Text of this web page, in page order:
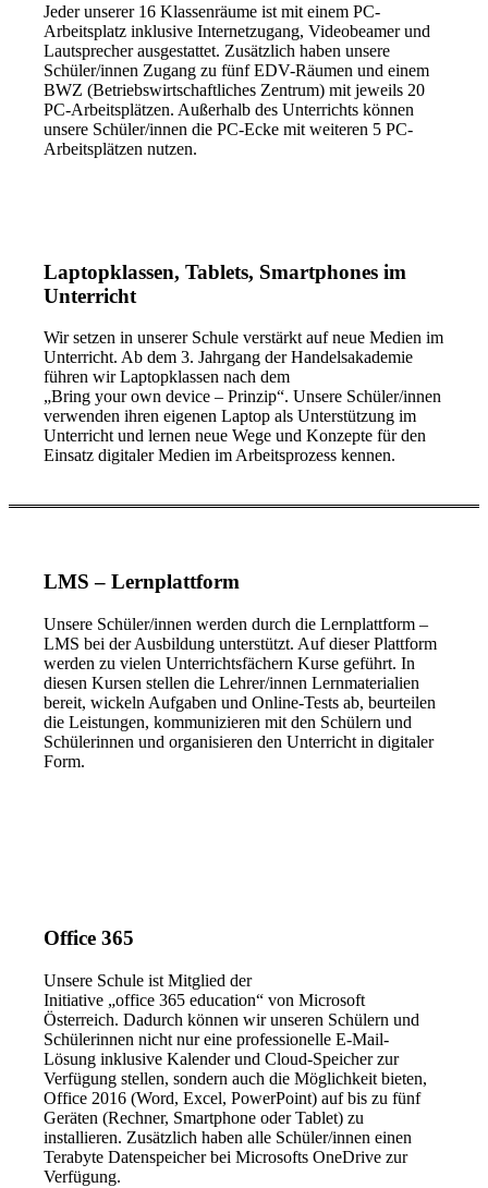
Jeder unserer 16 Klassenräume ist mit einem PC-
Arbeitsplatz inklusive Internetzugang, Videobeamer und
Lautsprecher ausgestattet. Zusätzlich haben unsere
Schüler/innen Zugang zu fünf EDV-Räumen und einem
BWZ (Betriebswirtschaftliches Zentrum) mit jeweils 20
PC-Arbeitsplätzen. Außerhalb des Unterrichts können
unsere Schüler/innen die PC-Ecke mit weiteren 5 PC-
Arbeitsplätzen nutzen.
Laptopklassen, Tablets, Smartphones im
Unterricht
Wir setzen in unserer Schule verstärkt auf neue Medien im
Unterricht. Ab dem 3. Jahrgang der Handelsakademie
führen wir Laptopklassen nach dem
„Bring your own device – Prinzip“. Unsere Schüler/innen
verwenden ihren eigenen Laptop als Unterstützung im
Unterricht und lernen neue Wege und Konzepte für den
Einsatz digitaler Medien im Arbeitsprozess kennen.
LMS – Lernplattform
Unsere Schüler/innen werden durch die Lernplattform –
LMS bei der Ausbildung unterstützt. Auf dieser Plattform
werden zu vielen Unterrichtsfächern Kurse geführt. In
diesen Kursen stellen die Lehrer/innen Lernmaterialien
bereit, wickeln Aufgaben und Online-Tests ab, beurteilen
die Leistungen, kommunizieren mit den Schülern und
Schülerinnen und organisieren den Unterricht in digitaler
Form.
Office 365
Unsere Schule ist Mitglied der
Initiative „office 365 education“ von Microsoft
Österreich. Dadurch können wir unseren Schülern und
Schülerinnen nicht nur eine professionelle E-Mail-
Lösung inklusive Kalender und Cloud-Speicher zur
Verfügung stellen, sondern auch die Möglichkeit bieten,
Office 2016 (Word, Excel, PowerPoint) auf bis zu fünf
Geräten (Rechner, Smartphone oder Tablet) zu
installieren. Zusätzlich haben alle Schüler/innen einen
Terabyte Datenspeicher bei Microsofts OneDrive zur
Verfügung.